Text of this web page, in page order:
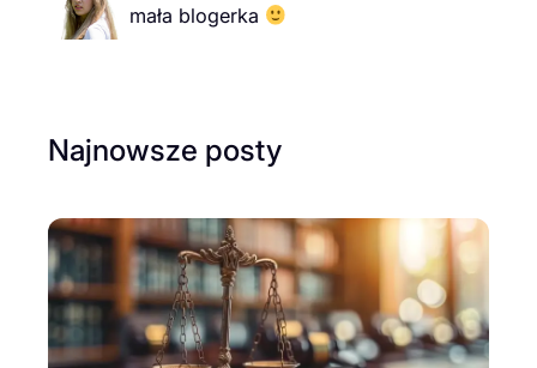
mała blogerka
Najnowsze posty